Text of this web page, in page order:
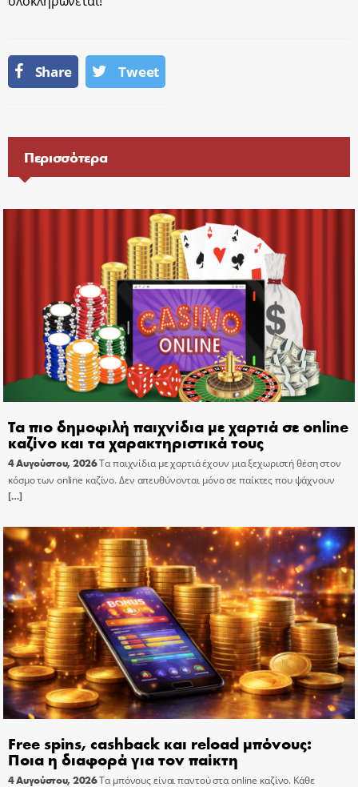
Share Tweet
Περισσότερα
Τα πιο δημοφιλή παιχνίδια με χαρτιά σε online
καζίνο και τα χαρακτηριστικά τους
4 Αυγούστου, 2026Τα παιχνίδια με χαρτιά έχουν μια ξεχωριστή θέση στον
κόσμο των online καζίνο. Δεν απευθύνονται μόνο σε παίκτες που ψάχνουν
[…]
Free spins, cashback και reload μπόνους:
Ποια η διαφορά για τον παίκτη
4 Αυγούστου, 2026Τα μπόνους είναι παντού στα online καζίνο. Κάθε